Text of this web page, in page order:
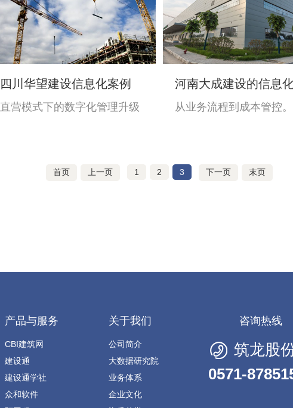
四川华望建设信息化案例
直营模式下的数字化管理升级
河南大成建设的信息
从业务流程到成本管控。
首页 上一页 1 2 3 下一页 末页
产品与服务
CBI建筑网
建设通
建设通学社
众和软件
关于我们
公司简介
大数据研究院
业务体系
企业文化
咨询热线
筑龙股
0571-